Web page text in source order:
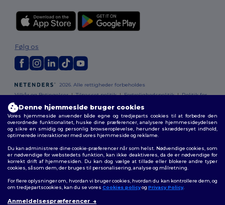
2026. Alle rettigheder forbeholdes
Vilkår og Betingelser|Tilpasset politik|Fortrolighedspolitik|Politik for
Følg os
Denne hjemmeside bruger cookies
Vores hjemmeside anvender både egne og tredjeparts cookies til at forbedre den
overordnede funktionalitet, huske dine præferencer, analysere hjemmesideydelsen
og sikre en smidig og personlig browseroplevelse, herunder skræddersyet indhold,
optimerede interaktioner med vores hjemmeside og reklame.
Du kan administrere dine cookie-præferencer når som helst. Nødvendige cookies, som
er nødvendige for webstedets funktion, kan ikke deaktiveres, da de er nødvendige for
korrekt drift af hjemmesiden. Du kan dog vælge at tillade eller blokere andre typer
cookies, såsom dem, der bruges til personalisering, analyse og målretning.
For flere oplysninger om, hvordan vi bruger cookies, hvordan du kan kontrollere dem, og
om tredjepartscookies, kan du se vores Cookies policyog Privacy Policy.
Anmeldelsespræferencer